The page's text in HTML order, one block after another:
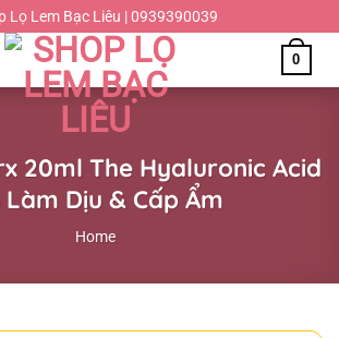
Lọ Lem Bạc Liêu | 0939390039
0
20ml The Hyaluronic Acid
Làm Dịu & Cấp Ẩm
Home